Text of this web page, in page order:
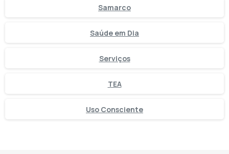
Samarco
Saúde em Dia
Serviços
TEA
Uso Consciente